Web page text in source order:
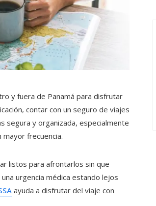
y fuera de Panamá para disfrutar
contar con un seguro de viajes
segura y organizada, especialmente
frecuencia.
listos para afrontarlos sin que
urgencia médica estando lejos
ayuda a disfrutar del viaje con